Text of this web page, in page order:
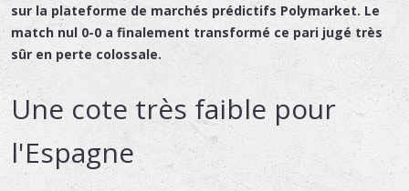
sur la plateforme de marchés prédictifs Polymarket. Le
match nul 0-0 a finalement transformé ce pari jugé très
sûr en perte colossale.
Une cote très faible pour
l'Espagne